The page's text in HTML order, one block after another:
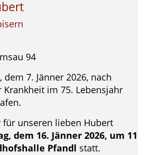
94
7. Jänner 2026, nach
Krankheit im 75. Lebensjahr
für unseren lieben Hubert
dem 16. Jänner 2026, um 11
Pfandl statt.